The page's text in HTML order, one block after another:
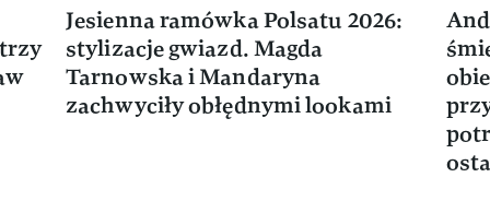
Jesienna ramówka Polsatu 2026:
stylizacje gwiazd. Magda
Tarnowska i Mandaryna
zachwyciły obłędnymi lookami